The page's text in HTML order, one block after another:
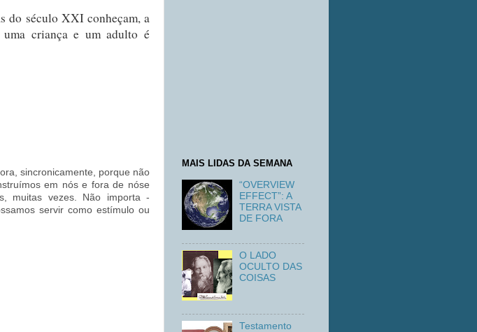
do século XXI conheçam, a
uma criança e um adulto é
sincronicamente, porque não
em nós e fora de nóse
muitas vezes. Não importa -
servir como estímulo ou
MAIS LIDAS DA SEMANA
“OVERVIEW
EFFECT”: A
TERRA VISTA
DE FORA
O LADO
OCULTO DAS
COISAS
Testamento